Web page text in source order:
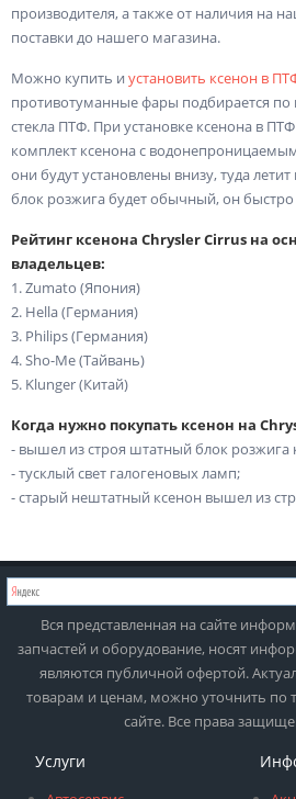
производителя, а также от наличия на
поставки до нашего магазина.
Можно купить и установить ксенон в
противотуманные фары подбирается
стекла ПТФ. При установке ксенона в
комплект ксенона с
они будут установлены внизу, туда
блок розжига будет обычный, он быстро
Рейтинг ксенона Chrysler Cirrus на
владельцев:
1. Zumato (Япония)
2. Hella (Германия)
3. Philips (Германия)
4. Sho-Me (Тайвань)
5. Klunger (Китай)
Когда нужно покупать ксенон на
- вышел из строя штатный блок розжига
- тусклый свет галогеновых ламп;
- старый нештатный ксенон вышел из
Вся представленная на сайте
запчастей и оборудование, носят
являются публичной офертой.
товарам и ценам, можно уточнить по
сайте. Все права
Услуги